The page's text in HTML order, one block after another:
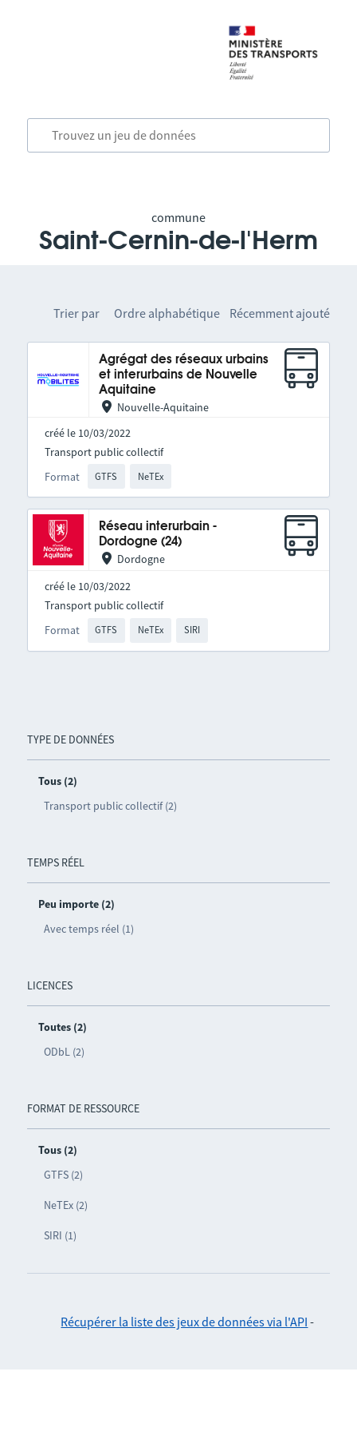
commune
Saint-Cernin-de-l'Herm
TYPE DE DONNÉES
Tous (2)
Transport public collectif (2)
TEMPS RÉEL
Peu importe (2)
Avec temps réel (1)
LICENCES
Toutes (2)
ODbL (2)
FORMAT DE RESSOURCE
Tous (2)
GTFS (2)
NeTEx (2)
SIRI (1)
Trier par Ordre alphabétique Récemment ajouté
Agrégat des réseaux urbains
et interurbains de Nouvelle
Aquitaine
Nouvelle-Aquitaine
créé le 10/03/2022
Format GTFS NeTEx
Transport public collectif
Réseau interurbain -
Dordogne (24)
Dordogne
créé le 10/03/2022
Format GTFS NeTEx SIRI
Transport public collectif
Récupérer la liste des jeux de données via l'API -